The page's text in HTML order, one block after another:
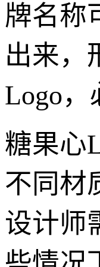
牌名称
出来，
Logo
糖果心
不同材
设计师